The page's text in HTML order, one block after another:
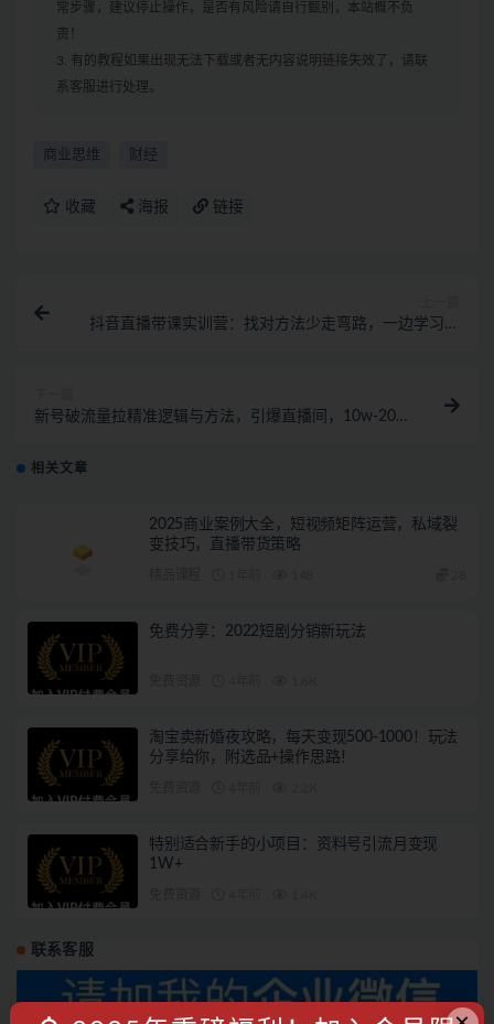
常步骤，建议停止操作，是否有风险请自行甄别，本站概不负
责！
3. 有的教程如果出现无法下载或者无内容说明链接失效了，请联
系客服进行处理。
商业思维 财经
收藏 海报 链接
抖音直播带课实训营：找对方法少走弯路，一边学习一
新号破流量拉精准逻辑与方法，引爆直播间，10w-20w
相关文章
2025商业案例大全，短视频矩阵运营，私域裂
变技巧，直播带货策略
免费分享：2022短剧分销新玩法
淘宝卖新婚夜攻略，每天变现500-1000！玩法
分享给你，附选品+操作思路！
特别适合新手的小项目：资料号引流月变现
1W+
联系客服